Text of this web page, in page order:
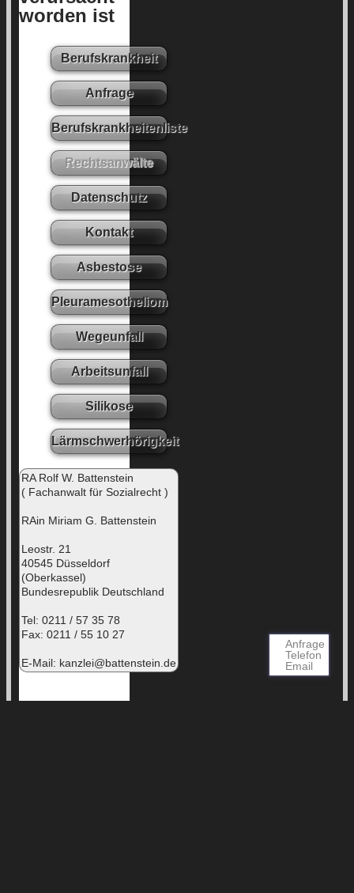
worden ist
Berufskrankheit
Anfrage
Berufskrankheitenliste
Rechtsanwälte
Datenschutz
Kontakt
Asbestose
Pleuramesotheliom
Wegeunfall
Arbeitsunfall
Silikose
Lärmschwerhörigkeit
RA Rolf W. Battenstein
( Fachanwalt für Sozialrecht )
RAin Miriam G. Battenstein
Leostr. 21
40545 Düsseldorf
(Oberkassel)
Bundesrepublik Deutschland
Tel: 0211 / 57 35 78
Fax: 0211 / 55 10 27
E-Mail: kanzlei@battenstein.de
Anfrage
Telefon
Email